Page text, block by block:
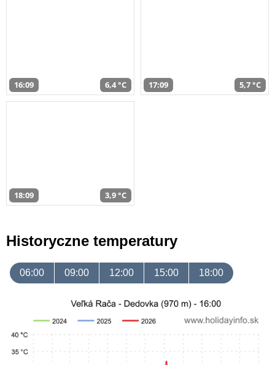
16:09 6,4 °C 17:09 5,7 °C
18:09 3,9 °C
Historyczne temperatury
06:00 09:00 12:00 15:00 18:00